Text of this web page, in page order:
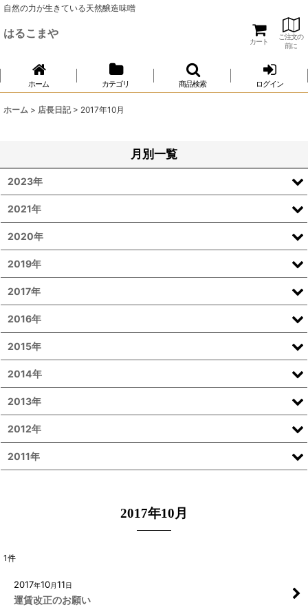
自然の力が生きている天然醸造味噌
はるこまや
カート
ご注文の
前に
ホーム カテゴリ 商品検索 ログイン
ホーム > 店長日記 > 2017年10月
2017年10月
1件
2017年10月11日
運賃改正のお願い
月別一覧
2023年
2021年
2020年
2019年
2017年
2016年
2015年
2014年
2013年
2012年
2011年